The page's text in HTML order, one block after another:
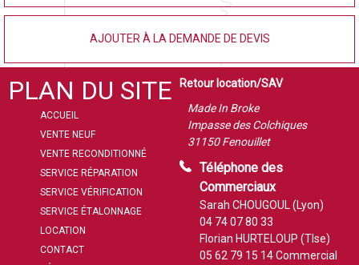
AJOUTER À LA DEMANDE DE DEVIS
PLAN DU SITE
ACCUEIL
VENTE NEUF
VENTE RECONDITIONNÉ
SERVICE RÉPARATION
SERVICE VÉRIFICATION
SERVICE ÉTALONNAGE
LOCATION
CONTACT
Retour location/SAV
Made In Broke
Impasse des Colchiques
31150 Fenouillet
Téléphone des
Commerciaux
Sarah CHOUGOUL (Lyon)
04 74 07 80 33
Florian HURTELOUP (Tlse)
05 62 79 15 14Commercial